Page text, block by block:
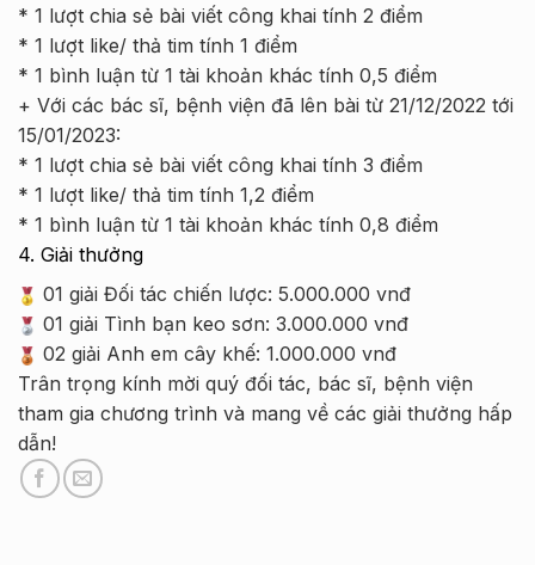
* 1 lượt chia sẻ bài viết công khai tính 2 điểm
* 1 lượt like/ thả tim tính 1 điểm
* 1 bình luận từ 1 tài khoản khác tính 0,5 điểm
+ Với các bác sĩ, bệnh viện đã lên bài từ 21/12/2022 tới
15/01/2023:
* 1 lượt chia sẻ bài viết công khai tính 3 điểm
* 1 lượt like/ thả tim tính 1,2 điểm
* 1 bình luận từ 1 tài khoản khác tính 0,8 điểm
4. Giải thưởng
01 giải Đối tác chiến lược: 5.000.000 vnđ
01 giải Tình bạn keo sơn: 3.000.000 vnđ
02 giải Anh em cây khế: 1.000.000 vnđ
Trân trọng kính mời quý đối tác, bác sĩ, bệnh viện
tham gia chương trình và mang về các giải thưởng hấp
dẫn!